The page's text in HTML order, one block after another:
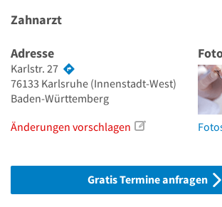
Zahnarzt
Adresse
Karlstr. 27
76133 Karlsruhe (Innenstadt-West)
Baden-Württemberg
Änderungen vorschlagen
Gratis Termine anfragen